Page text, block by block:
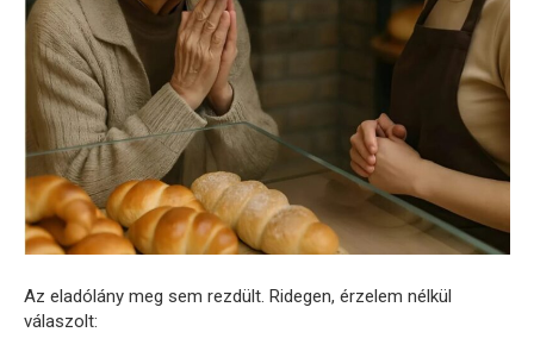
Az eladólány meg sem rezdült. Ridegen, érzelem nélkül
válaszolt: